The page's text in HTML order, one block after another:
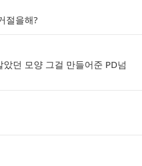
절을해?
던 모양 그걸 만들어준 PD넘